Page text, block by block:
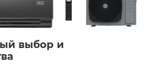
выбор и